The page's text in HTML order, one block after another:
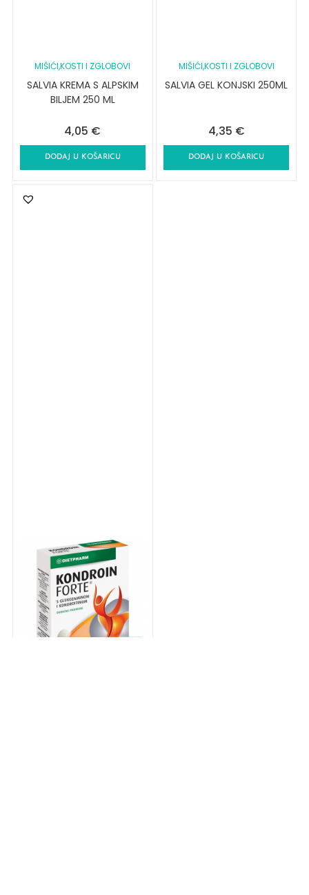
MIŠIĆI,KOSTI I ZGLOBOVI
SALVIA KREMA S ALPSKIM
BILJEM 250 ML
4,05 €
DODAJ U KOŠARICU
MIŠIĆI,KOSTI I ZGLOBOVI
SALVIA GEL KONJSKI 250ML
4,35 €
DODAJ U KOŠARICU